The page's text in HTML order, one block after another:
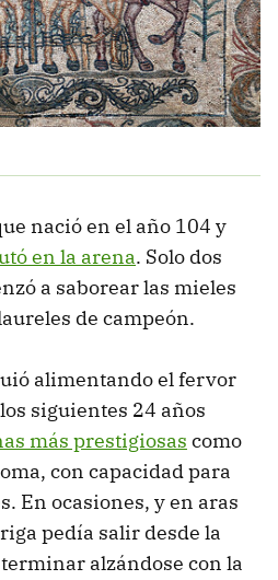
nació en el año 104 y
en la arena. Solo dos
a saborear las mieles
de campeón.
alimentando el fervor
siguientes 24 años
más prestigiosas como
con capacidad para
En ocasiones, y en aras
pedía salir desde la
alzándose con la